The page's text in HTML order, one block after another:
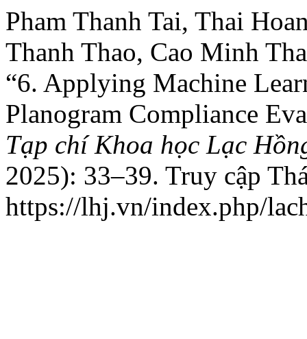
Pham Thanh Tai, Thai
Thanh Thao, Cao Minh
“6. Applying Machine
Planogram Compliance
Tạp chí Khoa học Lạc
2025): 33–39. Truy cập
https://lhj.vn/index.php/